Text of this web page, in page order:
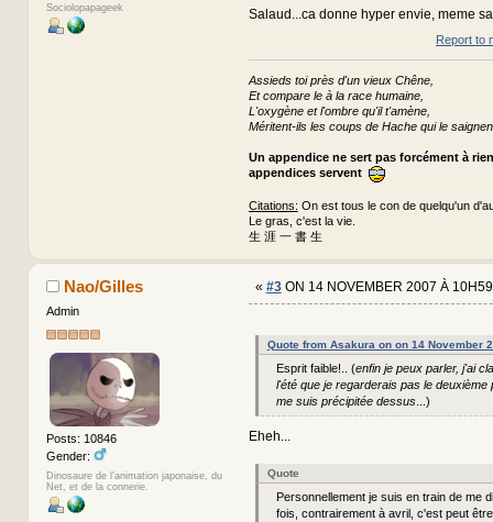
Sociolopapageek Salaud...ca donne hyper envie, meme
Report to
Assieds toi près d'un vieux Chêne,
Et compare le à la race humaine,
L'oxygène et l'ombre qu'il t'amène,
Méritent-ils les coups de Hache qui le
Un appendice ne sert pas forcément à
appendices servent
Citations: On est tous le con de quelqu'un
Le gras, c'est la vie.
生 涯 一 書 生
Nao/Gilles
Admin
Posts: 10846
Gender:
Dinosaure de l'animation japonaise, du
Net, et de la connerie.
« #3ON 14 NOVEMBER 2007 À
Quote from Asakura on on 14 November
Esprit faible!.. (enfin je peux parler, j'ai
l'été que je regarderais pas le deuxième
me suis précipitée dessus...)
Eheh...
Quote
Personnellement je suis en train de me
fois, contrairement à avril, c'est peut